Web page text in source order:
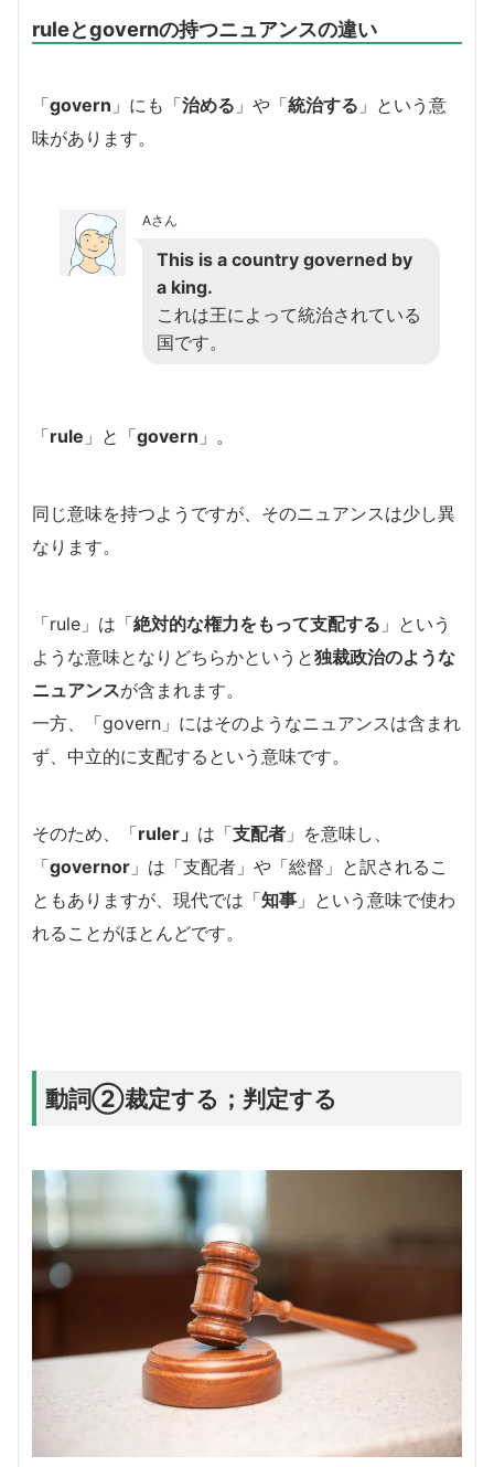
ruleとgovernの持つニュアンスの違い
「govern 」にも「治める 」や「統治する 」という意
味があります。
Aさん
This is a country governed by
a king.
これは王によって統治されている
国です。
「rule 」と「govern 」。
同じ意味を持つようですが、そのニュアンスは少し異
なります。
「rule」は「絶対的な権力をもって支配する 」という
ような意味となりどちらかというと独裁政治のような
ニュアンスが含まれます。
一方、「govern」にはそのようなニュアンスは含まれ
ず、中立的に支配するという意味です。
そのため、「ruler」 は「支配者 」を意味し、
「governor 」は「支配者」や「総督」と訳されるこ
ともありますが、現代では「知事 」という意味で使わ
れることがほとんどです。
動詞②裁定する；判定する